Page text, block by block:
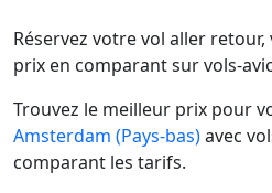
Réservez votre vol aller
prix en comparant sur vols-
Trouvez le meilleur prix pour
Amsterdam (Pays-bas)avec
comparant les tarifs.